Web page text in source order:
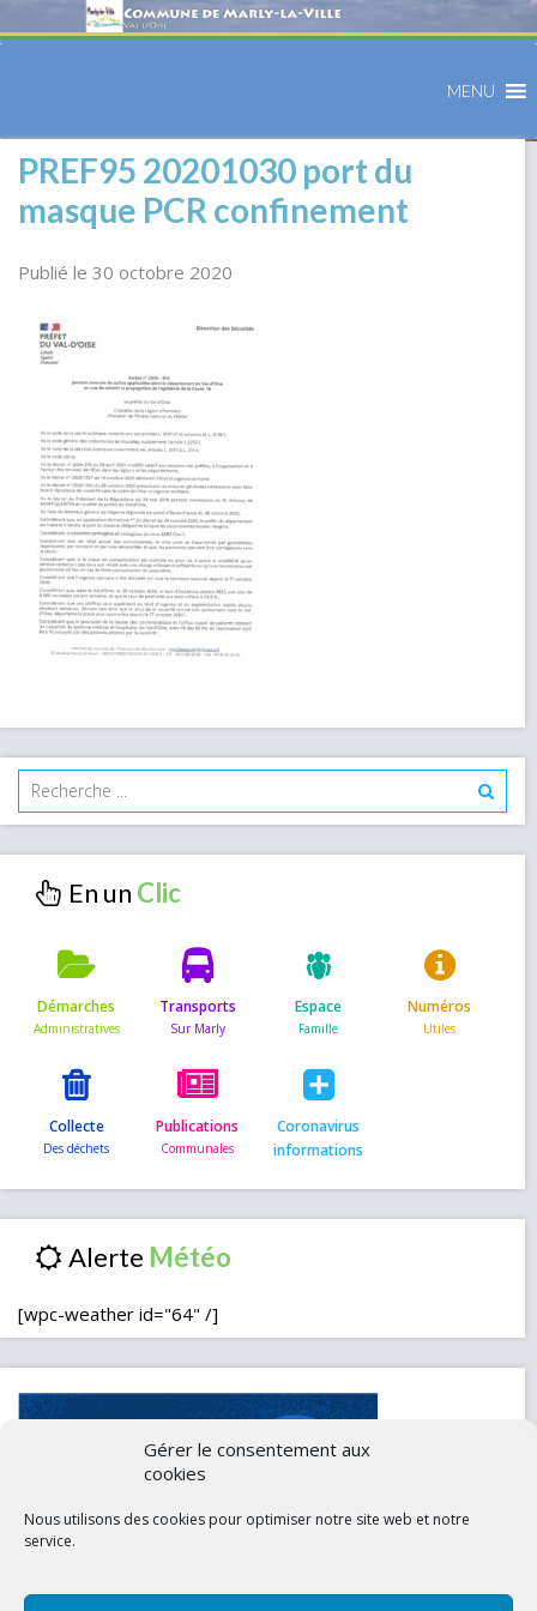
Gérer le consentement aux
cookies
Nous utilisons des cookies pour optimiser notre site web et notre
service.
MENU
PREF95 20201030 port du
masque PCR confinement
Publié le 30 octobre 2020
En un
Démarches Transports Espace Numéros
Collecte Publications
Coronavirus
informations
Alerte
[wpc-weather id="64" /]